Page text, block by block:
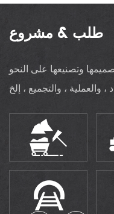
طلب & مشروع
وتصنيعها على النحو